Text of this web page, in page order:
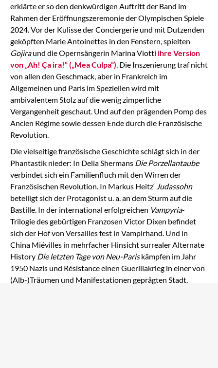
erklärte er so den denkwürdigen Auftritt der Band im
Rahmen der Eröffnungszeremonie der Olympischen Spiele
2024. Vor der Kulisse der Conciergerie und mit Dutzenden
geköpften Marie Antoinettes in den Fenstern, spielten
Gojiraund die Opernsängerin Marina Viotti ihre Version
von „Ah! Ça ira!“ („Mea Culpa“). Die Inszenierung traf nicht
von allen den Geschmack, aber in Frankreich im
Allgemeinen und Paris im Speziellen wird mit
ambivalentem Stolz auf die wenig zimperliche
Vergangenheit geschaut. Und auf den prägenden Pomp des
Ancien Régime sowie dessen Ende durch die Französische
Revolution.
Die vielseitige französische Geschichte schlägt sich in der
Phantastik nieder: In Delia Shermans Die Porzellantaube
verbindet sich ein Familienfluch mit den Wirren der
Französischen Revolution. In Markus Heitz‘ Judassohn
beteiligt sich der Protagonist u. a. an dem Sturm auf die
Bastille. In der international erfolgreichen Vampyria-
Trilogie des gebürtigen Franzosen Victor Dixen befindet
sich der Hof von Versailles fest in Vampirhand. Und in
China Miévilles in mehrfacher Hinsicht surrealer Alternate
History Die letzten Tage von Neu-Pariskämpfen im Jahr
1950 Nazis und Résistance einen Guerillakrieg in einer von
(Alb-)Träumen und Manifestationen geprägten Stadt.